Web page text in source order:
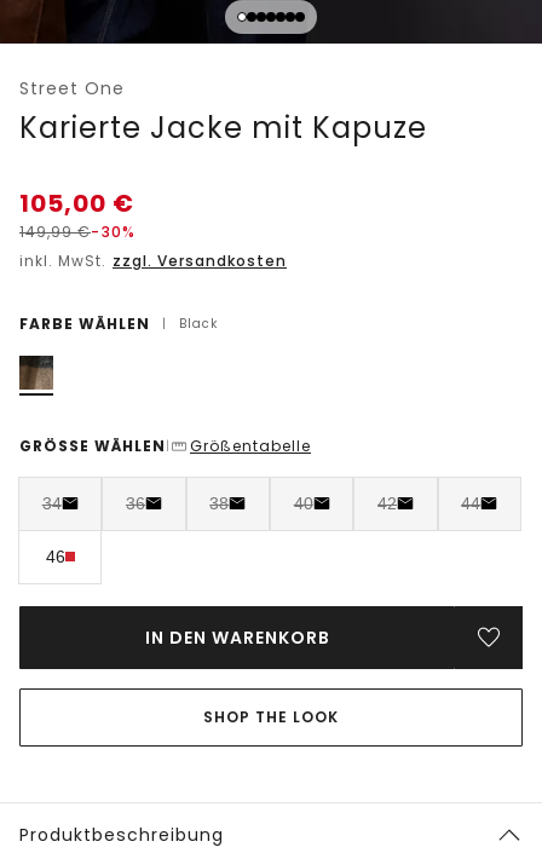
Street One
Karierte Jacke mit Kapuze
105,00 €
149,99€-30%
inkl. MwSt. zzgl. Versandkosten
FARBE WÄHLEN | Black
GRÖSSE WÄHLEN | Größentabelle
34 36 38 40 42 44
46
IN DEN WARENKORB
SHOP THE LOOK
Produktbeschreibung